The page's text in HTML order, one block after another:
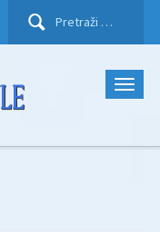
Pretraži: